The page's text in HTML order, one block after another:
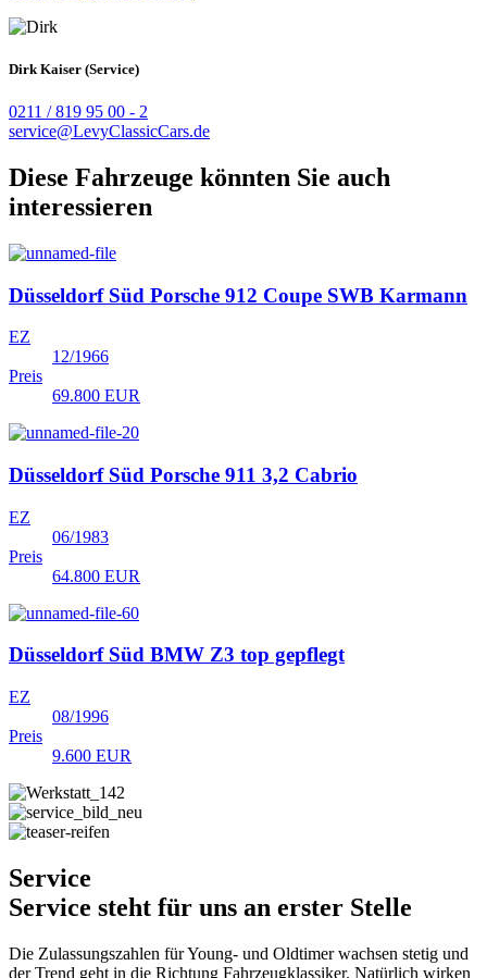
Dirk Kaiser (Service)
0211 / 819 95 00 - 2
service@LevyClassicCars.de
Diese Fahrzeuge könnten Sie auch
interessieren
Düsseldorf Süd Porsche 912 Coupe SWB Karmann
EZ
12/1966
Preis
69.800 EUR
Düsseldorf Süd Porsche 911 3,2 Cabrio
EZ
06/1983
Preis
64.800 EUR
Düsseldorf Süd BMW Z3 top gepflegt
EZ
08/1996
Preis
9.600 EUR
Service
Service steht für uns an erster Stelle
Die Zulassungszahlen für Young- und Oldtimer wachsen stetig und
der Trend geht in die Richtung Fahrzeugklassiker. Natürlich wirken